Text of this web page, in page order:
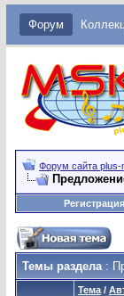
Форум
Форум сайта plus-
Регистрация
Темы раздела:
Тема /